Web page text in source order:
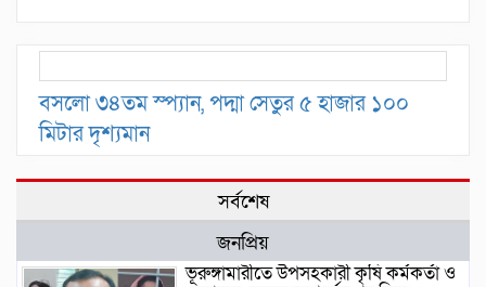
বসলো ৩৪তম স্প্যান, পদ্মা সেতুর ৫ হাজার ১০০
মিটার দৃশ্যমান
সর্বশেষ
জনপ্রিয়
ভূরুঙ্গামারীতে উপসহকারী কৃষি কর্মকর্তা ও